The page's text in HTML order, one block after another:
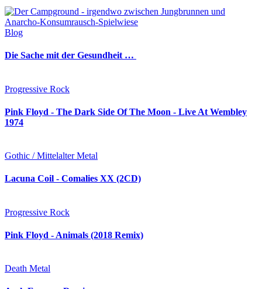
Blog
Die Sache mit der Gesundheit …
Progressive Rock
Pink Floyd - The Dark Side Of The Moon - Live At Wembley
1974
Gothic / Mittelalter Metal
Lacuna Coil - Comalies XX (2CD)
Progressive Rock
Pink Floyd - Animals (2018 Remix)
Death Metal